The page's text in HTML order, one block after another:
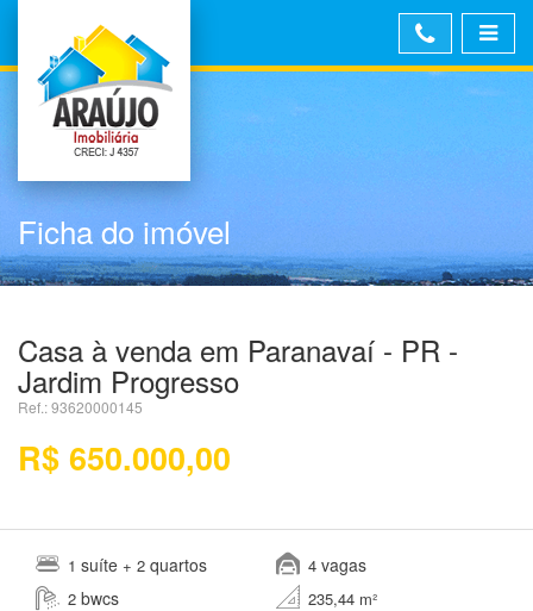
Ficha do imóvel
Casa à venda em Paranavaí - PR -
Jardim Progresso
Ref.: 93620000145
R$ 650.000,00
1 suíte + 2 quartos
2 bwcs
4 vagas
235,44 m²